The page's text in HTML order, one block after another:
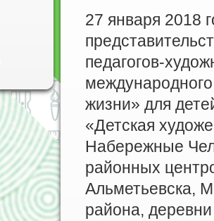
27 января 2018
педагогов-
международного
жизни» для
«Детская
Набережные
районных
Альметьевска,
района,